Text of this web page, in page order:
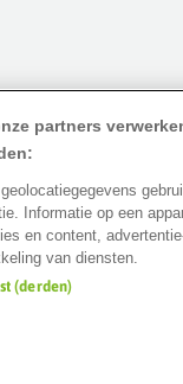
partners
Informatie op een
en content,
van diensten.
(derden)